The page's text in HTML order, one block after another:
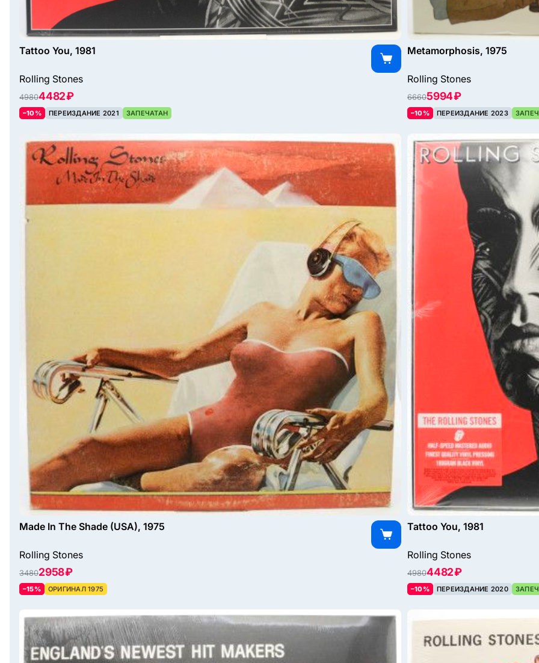
Tattoo You, 1981
Rolling Stones
49804482 ₽
–10% ПЕРЕИЗДАНИЕ 2021 ЗАПЕЧАТАН
Metamorphosis, 1975
Rolling Stones
66605994 ₽
–10% ПЕРЕИЗДАНИЕ 2023
Made In The Shade (USA), 1975
Rolling Stones
34802958 ₽
–15% ОРИГИНАЛ 1975
Tattoo You, 1981
Rolling Stones
49804482 ₽
–10% ПЕРЕИЗДАНИЕ 2020